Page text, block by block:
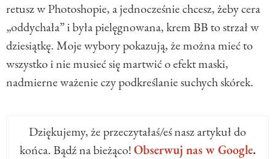
retusz w Photoshopie, a jednocześnie chcesz, żeby cera
„oddychała” i była pielęgnowana, krem BB to strzał w
dziesiątkę. Moje wybory pokazują, że można mieć to
wszystko i nie musieć się martwić o efekt maski,
nadmierne ważenie czy podkreślanie suchych skórek.
Dziękujemy, że przeczytałaś/eś nasz artykuł do
końca. Bądź na bieżąco!Obserwuj nas w Google.